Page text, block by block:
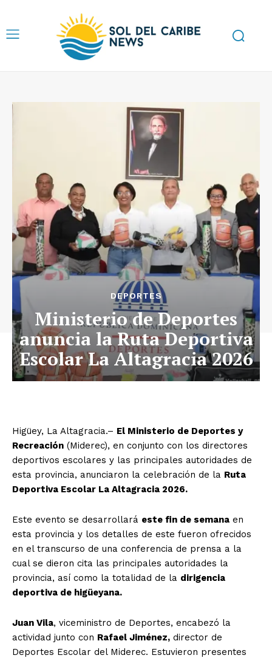
DEPORTES
Ministerio de Deportes
anuncia la Ruta Deportiva
Escolar La Altagracia 2026
Higüey, La Altagracia.– El Ministerio de Deportes y
Recreación (Miderec), en conjunto con los directores
deportivos escolares y las principales autoridades de
esta provincia, anunciaron la celebración de la Ruta
Deportiva Escolar La Altagracia 2026.
Este evento se desarrollará este fin de semana en
esta provincia y los detalles de este fueron ofrecidos
en el transcurso de una conferencia de prensa a la
cual se dieron cita las principales autoridades la
provincia, así como la totalidad de la dirigencia
deportiva de higüeyana.
Juan Vila, viceministro de Deportes, encabezó la
actividad junto con Rafael Jiménez, director de
Deportes Escolar del Miderec. Estuvieron presentes